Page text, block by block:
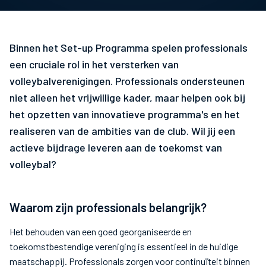
Binnen het Set-up Programma spelen professionals
een cruciale rol in het versterken van
volleybalverenigingen. Professionals ondersteunen
niet alleen het vrijwillige kader, maar helpen ook bij
het opzetten van innovatieve programma's en het
realiseren van de ambities van de club. Wil jij een
actieve bijdrage leveren aan de toekomst van
volleybal?
Waarom zijn professionals belangrijk?
Het behouden van een goed georganiseerde en
toekomstbestendige vereniging is essentieel in de huidige
maatschappij. Professionals zorgen voor continuïteit binnen